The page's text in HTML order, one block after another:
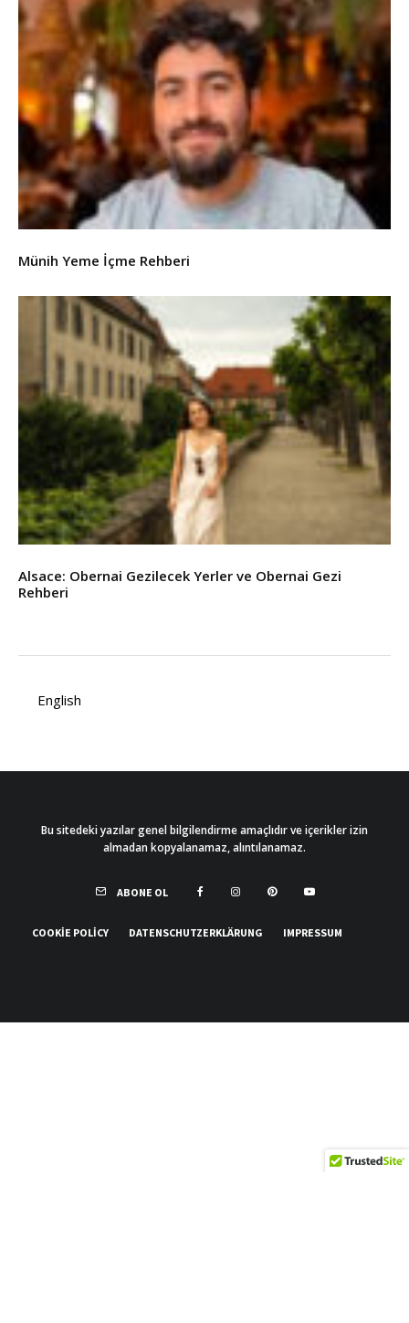
Münih Yeme İçme Rehberi
Alsace: Obernai Gezilecek Yerler ve Obernai Gezi
Rehberi
English
Bu sitedeki yazılar genel bilgilendirme amaçlıdır ve içerikler izin
almadan kopyalanamaz, alıntılanamaz.
ABONE OL
COOKIE POLICY DATENSCHUTZERKLÄRUNG IMPRESSUM